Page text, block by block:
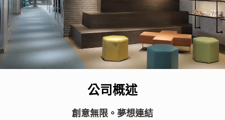
公司概述
創意無限。夢想連結